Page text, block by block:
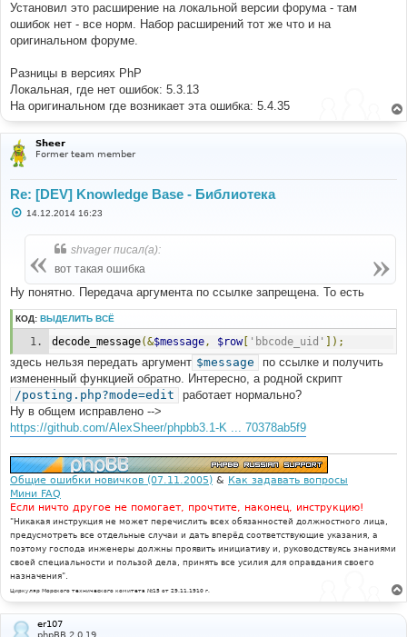
Установил это расширение на локальной версии форума - там
ошибок нет - все норм. Набор расширений тот же что и на
оригинальном форуме.
Разницы в версиях PhP
Локальная, где нет ошибок: 5.3.13
На оригинальном где возникает эта ошибка: 5.4.35
Sheer
Former team member
Re: [DEV] Knowledge Base - Библиотека
С14.12.2014 16:23
shvager писал(а):
вот такая ошибка
Ну понятно. Передача аргумента по ссылке запрещена. То есть
КОД: ВЫДЕЛИТЬ ВСЁ
decode_message(&$message, $row[ 'bbcode_uid' ]);
здесь нельзя передать аргумент $message
по ссылке и получить
измененный функцией обратно. Интересно, а родной скрипт
/posting.php?mode=edit
работает нормально?
Ну в общем исправлено -->
https://github.com/AlexSheer/phpbb3.1-K ... 70378ab5f9
Общие ошибки новичков (07.11.2005) & Как задавать вопросы
Мини FAQ
Если ничто другое не помогает, прочтите, наконец, инструкцию!
"Никакая инструкция не может перечислить всех обязанностей должностного лица,
предусмотреть все отдельные случаи и дать вперёд соответствующие указания, а
поэтому господа инженеры должны проявить инициативу и, руководствуясь знаниями
своей специальности и пользой дела, принять все усилия для оправдания своего
назначения".
Циркуляр Морского технического комитета №15 от 29.11.1910 г.
er107
phpBB 2.0.19